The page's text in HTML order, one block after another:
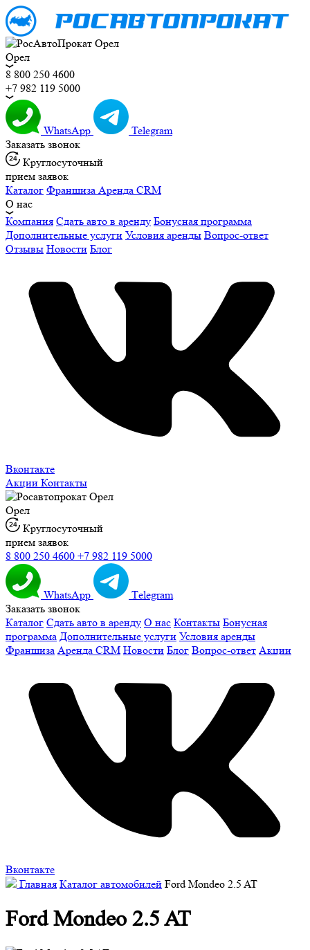
Орел
8 800 250 4600
+7 982 119 5000
WhatsApp
Telegram
Заказать звонок
Круглосуточный
прием заявок
Каталог Франшиза Аренда CRM
О нас
Компания Сдать авто в аренду Бонусная программа
Дополнительные услуги Условия аренды Вопрос-ответ
Отзывы Новости Блог
Вконтакте
Акции Контакты
Орел
Круглосуточный
прием заявок
8 800 250 4600 +7 982 119 5000
WhatsApp
Тelegram
Заказать звонок
Каталог Сдать авто в аренду О нас Контакты Бонусная
программа Дополнительные услуги Условия аренды
Франшиза Аренда CRM Новости Блог Вопрос-ответ Акции
Вконтакте
Главная Каталог автомобилей Ford Mondeo 2.5 AT
Ford Mondeo 2.5 AT